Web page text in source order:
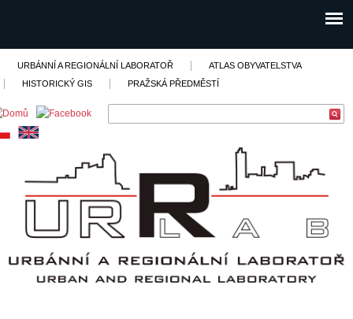
URBÁNNÍ A REGIONÁLNÍ LABORATOŘ
ATLAS OBYVATELSTVA
HISTORICKÝ GIS
PRAŽSKÁ PŘEDMĚSTÍ